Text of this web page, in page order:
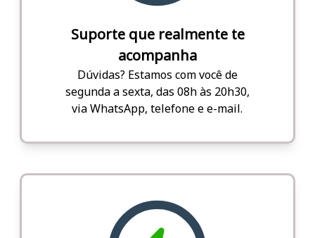
Suporte que realmente te
acompanha
Dúvidas? Estamos com você de
segunda a sexta, das 08h às 20h30,
via WhatsApp, telefone e e-mail.